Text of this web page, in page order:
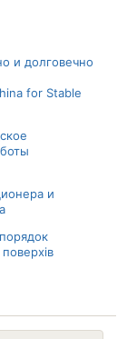
и долговечно
for Stable
и